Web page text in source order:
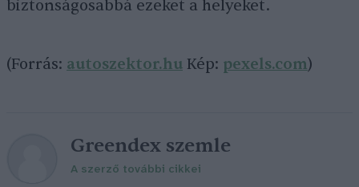
biztonságosabbá ezeket a helyeket.
(Forrás: autoszektor.hu Kép: pexels.com)
Greendex szemle
A szerző további cikkei